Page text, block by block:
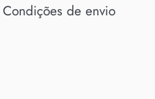
de envio